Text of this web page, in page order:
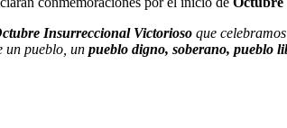
Insurreccional Victorioso que
un pueblo, un pueblo digno, soberano, pueblo